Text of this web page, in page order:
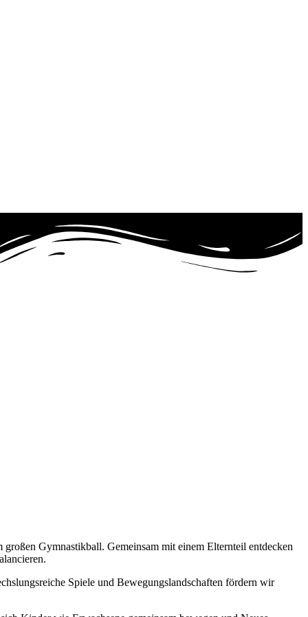
Gymnastikball. Gemeinsam mit einem Elternteil entdecken
Spiele und Bewegungslandschaften fördern wir